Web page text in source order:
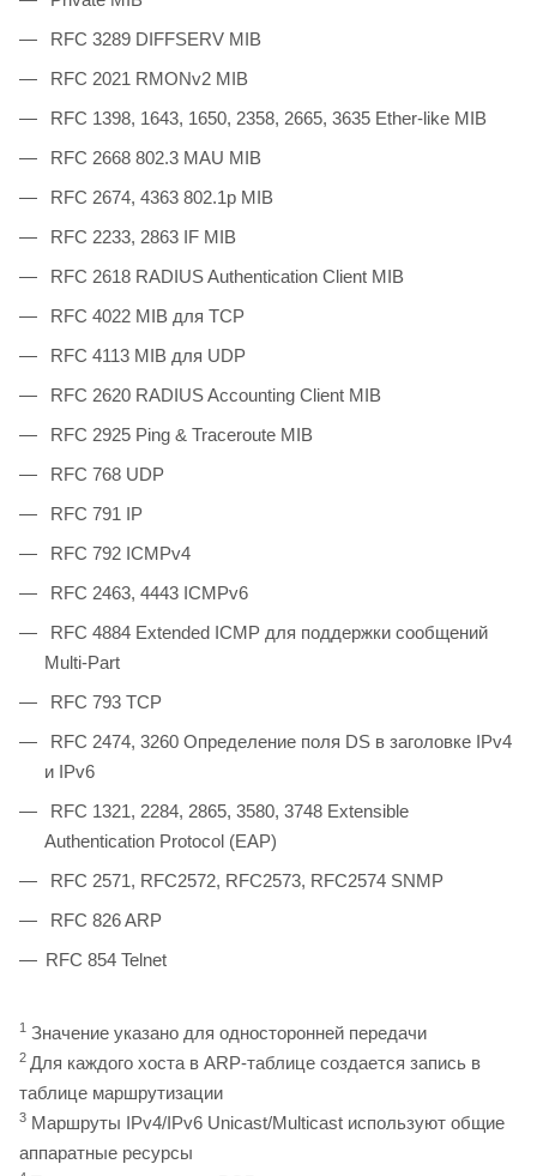
RFC 3289 DIFFSERV MIB
RFC 2021 RMONv2 MIB
RFC 1398, 1643, 1650, 2358, 2665, 3635 Ether-like MIB
RFC 2668 802.3 MAU MIB
RFC 2674, 4363 802.1p MIB
RFC 2233, 2863 IF MIB
RFC 2618 RADIUS Authentication Client MIB
RFC 4022 MIB для TCP
RFC 4113 MIB для UDP
RFC 2620 RADIUS Accounting Client MIB
RFC 2925 Ping & Traceroute MIB
RFC 768 UDP
RFC 791 IP
RFC 792 ICMPv4
RFC 2463, 4443 ICMPv6
RFC 4884 Extended ICMP для поддержки сообщений
Multi-Part
RFC 793 TCP
RFC 2474, 3260 Определение поля DS в заголовке IPv4
и IPv6
RFC 1321, 2284, 2865, 3580, 3748 Extensible
Authentication Protocol (EAP)
RFC 2571, RFC2572, RFC2573, RFC2574 SNMP
RFC 826 ARP
RFC 854 Telnet
1 Значение указано для односторонней передачи
2 Для каждого хоста в ARP-таблице создается запись в
таблице маршрутизации
3 Маршруты IPv4/IPv6 Unicast/Multicast используют общие
аппаратные ресурсы